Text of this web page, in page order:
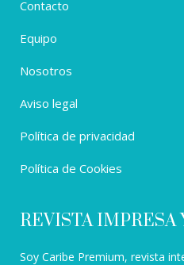
Contacto
Equipo
Nosotros
Aviso legal
Política de privacidad
Política de Cookies
REVISTA IMPRESA
Soy Caribe Premium, revista